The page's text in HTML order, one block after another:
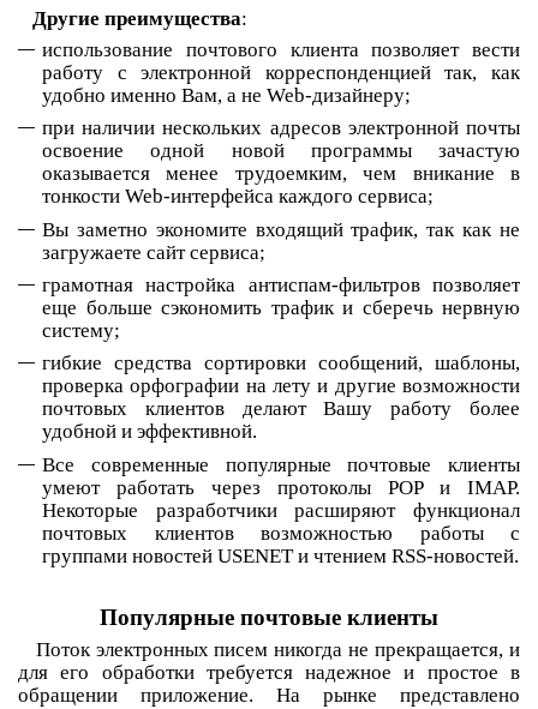
Другие преимущества:
использование почтового клиента позволяет вести
работу с электронной корреспонденцией так, как
удобно именно Вам, а не Web-дизайнеру;
при наличии нескольких адресов электронной почты
освоение одной новой программы зачастую
оказывается менее трудоемким, чем вникание в
тонкости Web-интерфейса каждого сервиса;
Вы заметно экономите входящий трафик, так как не
загружаете сайт сервиса;
грамотная настройка антиспам-фильтров позволяет
еще больше сэкономить трафик и сберечь нервную
систему;
гибкие средства сортировки сообщений, шаблоны,
проверка орфографии на лету и другие возможности
почтовых клиентов делают Вашу работу более
удобной и эффективной.
Все современные популярные почтовые клиенты
умеют работать через протоколы POP и IMAP.
Некоторые разработчики расширяют функционал
почтовых клиентов возможностью работы с
группами новостей USENET и чтением RSS-новостей.
Популярные почтовые клиенты
Поток электронных писем никогда не прекращается, и
для его обработки требуется надежное и простое в
обращении приложение. На рынке представлено